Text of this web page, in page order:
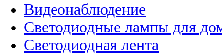
Видеонаблюдение
Светодиодные лампы для
Светодиодная лента